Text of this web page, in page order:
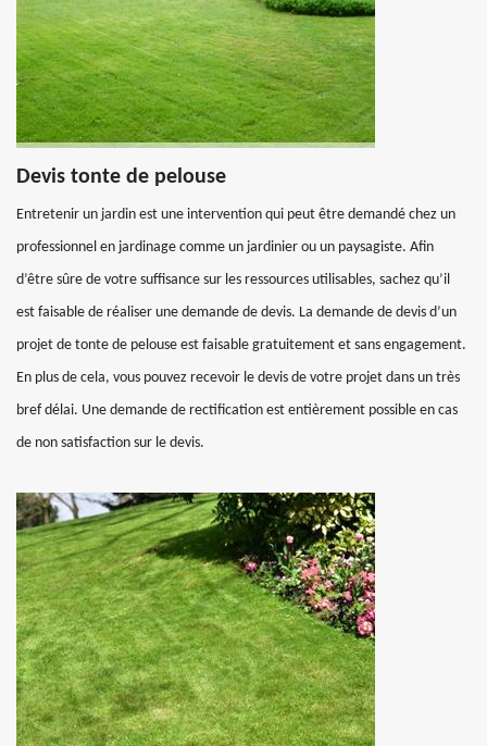
Devis tonte de pelouse
Entretenir un jardin est une intervention qui peut être demandé chez un
professionnel en jardinage comme un jardinier ou un paysagiste. Afin
d’être sûre de votre suffisance sur les ressources utilisables, sachez qu’il
est faisable de réaliser une demande de devis. La demande de devis d’un
projet de tonte de pelouse est faisable gratuitement et sans engagement.
En plus de cela, vous pouvez recevoir le devis de votre projet dans un très
bref délai. Une demande de rectification est entièrement possible en cas
de non satisfaction sur le devis.